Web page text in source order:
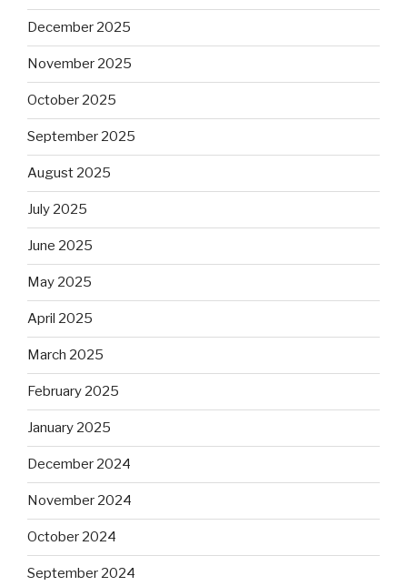
December 2025
November 2025
October 2025
September 2025
August 2025
July 2025
June 2025
May 2025
April 2025
March 2025
February 2025
January 2025
December 2024
November 2024
October 2024
September 2024